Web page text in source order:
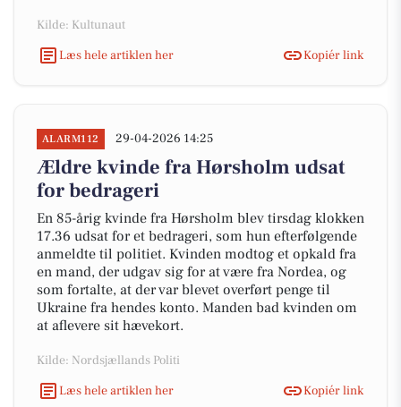
Kilde: Kultunaut
Læs hele artiklen her
Kopiér link
ALARM112 29-04-2026 14:25
Ældre kvinde fra Hørsholm udsat
for bedrageri
En 85-årig kvinde fra Hørsholm blev tirsdag klokken
17.36 udsat for et bedrageri, som hun efterfølgende
anmeldte til politiet. Kvinden modtog et opkald fra
en mand, der udgav sig for at være fra Nordea, og
som fortalte, at der var blevet overført penge til
Ukraine fra hendes konto. Manden bad kvinden om
at aflevere sit hævekort.
Kilde: Nordsjællands Politi
Læs hele artiklen her
Kopiér link